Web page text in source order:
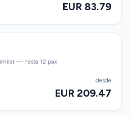
EUR 83.79
— hasta 12 pax
desde
EUR 209.47